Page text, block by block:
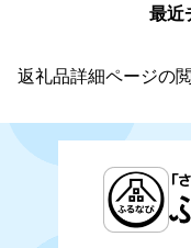
最近
返礼品詳細ページの